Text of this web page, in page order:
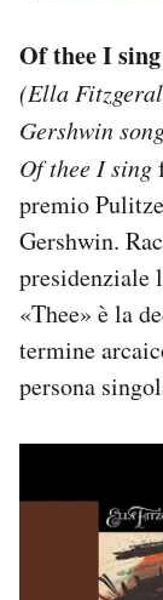
Of thee I sing
(Ella
Gershwin
Of thee I sing
premio
Gershwin.
presidenziale
«Thee» è la
termine
persona